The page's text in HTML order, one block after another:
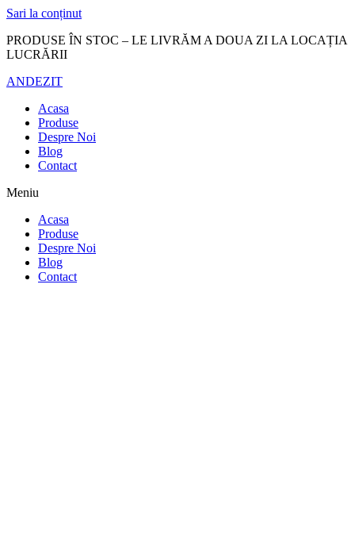
Sari la conținut
PRODUSE ÎN STOC – LE LIVRĂM A DOUA ZI LA LOCAȚIA
LUCRĂRII
ANDEZIT
Acasa
Produse
Despre Noi
Blog
Contact
Meniu
Acasa
Produse
Despre Noi
Blog
Contact